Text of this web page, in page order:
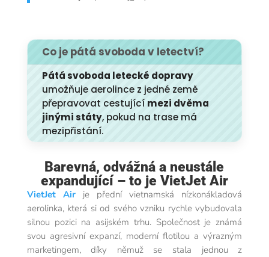
Co je pátá svoboda v letectví?
Pátá svoboda letecké dopravy
umožňuje aerolince z jedné země
přepravovat cestující mezi dvěma
jinými státy, pokud na trase má
mezipřistání.
Barevná, odvážná a neustále
expandující – to je VietJet Air
VietJet Airje přední vietnamská nízkonákladová
aerolinka, která si od svého vzniku rychle vybudovala
silnou pozici na asijském trhu. Společnost je známá
svou agresivní expanzí, moderní flotilou a výrazným
marketingem, díky němuž se stala jednou z